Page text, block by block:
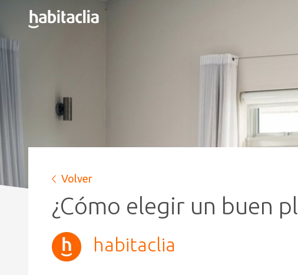
Volver
¿Cómo elegir un buen
habitaclia